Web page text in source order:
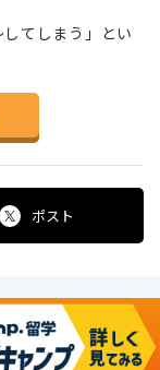
てしまう」とい
ポスト